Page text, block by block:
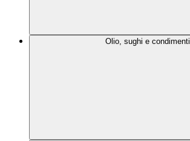
Olio, sughi e condimenti